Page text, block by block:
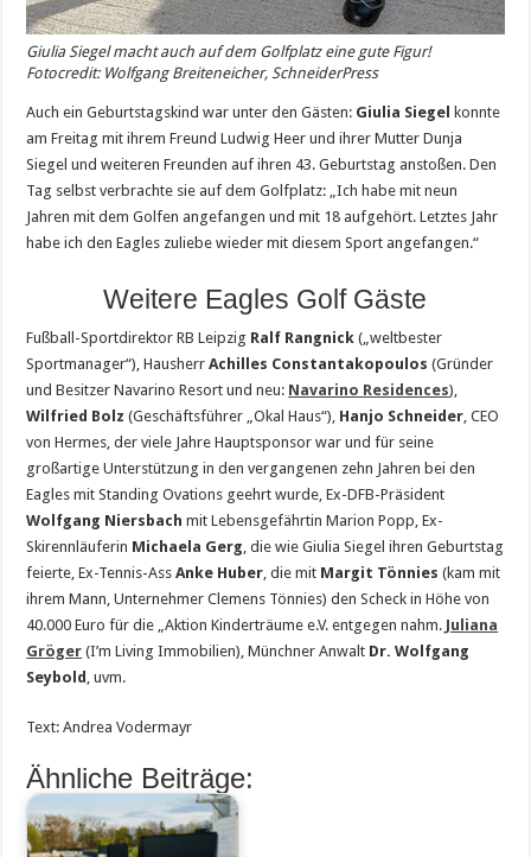
Giulia Siegel macht auch auf dem Golfplatz eine gute Figur!
Fotocredit: Wolfgang Breiteneicher, SchneiderPress
Auch ein Geburtstagskind war unter den Gästen: Giulia Siegel konnte
am Freitag mit ihrem Freund Ludwig Heer und ihrer Mutter Dunja
Siegel und weiteren Freunden auf ihren 43. Geburtstag anstoßen. Den
Tag selbst verbrachte sie auf dem Golfplatz: „Ich habe mit neun
Jahren mit dem Golfen angefangen und mit 18 aufgehört. Letztes Jahr
habe ich den Eagles zuliebe wieder mit diesem Sport angefangen.“
Weitere Eagles Golf Gäste
Fußball-Sportdirektor RB Leipzig Ralf Rangnick („weltbester
Sportmanager“), HausherrAchilles Constantakopoulos (Gründer
und Besitzer Navarino Resort und neu: Navarino Residences),
Wilfried Bolz (Geschäftsführer „Okal Haus“), Hanjo Schneider, CEO
von Hermes, der viele Jahre Hauptsponsor war und für seine
großartige Unterstützung in den vergangenen zehn Jahren bei den
Eagles mit Standing Ovations geehrt wurde, Ex-DFB-Präsident
Wolfgang Niersbach mit Lebensgefährtin Marion Popp, Ex-
Skirennläuferin Michaela Gerg, die wie Giulia Siegel ihren Geburtstag
feierte, Ex-Tennis-AssAnke Huber, die mit Margit Tönnies (kam mit
ihrem Mann, Unternehmer Clemens Tönnies) den Scheck in Höhe von
40.000 Euro für die „Aktion Kinderträume e.V. entgegen nahm. Juliana
Gröger (I’m Living Immobilien), Münchner Anwalt Dr. Wolfgang
Seybold , uvm.
Text: Andrea Vodermayr
Ähnliche Beiträge: